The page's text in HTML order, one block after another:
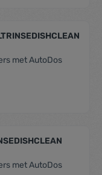
met AutoDos
met AutoDos